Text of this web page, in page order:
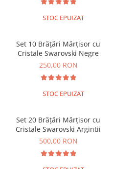
STOC EPUIZAT
Set 10 Brățări Mărțisor cu
Cristale Swarovski Negre
250,00 RON
STOC EPUIZAT
Set 20 Brățări Mărțisor cu
Cristale Swarovski Argintii
500,00 RON